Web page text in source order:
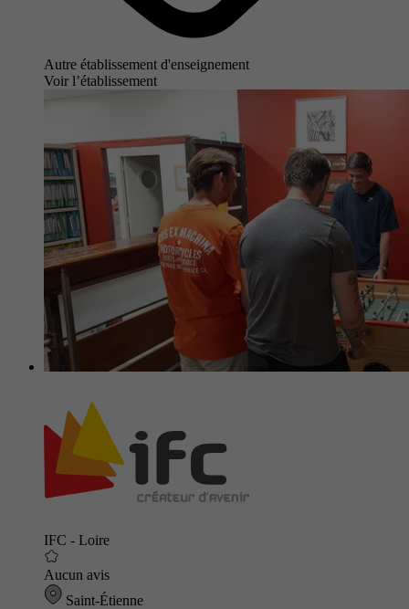
Autre établissement d'enseignement
Voir l’établissement
IFC - Loire
Aucun avis
Saint-Étienne